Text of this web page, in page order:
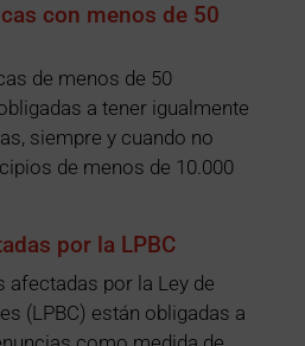
con menos de 50
de menos de 50
a tener igualmente
siempre y cuando no
de menos de 10.000
por la LPBC
afectadas por la Ley de
(LPBC) están obligadas a